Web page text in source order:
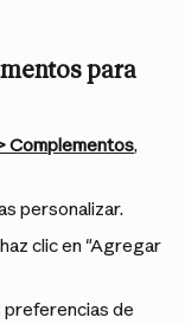
para
Complementos,
personalizar.
clic en "Agregar
preferencias de